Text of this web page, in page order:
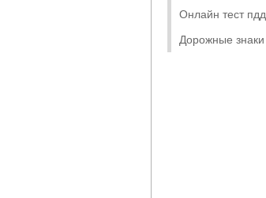
Онлайн тест пдд
Дорожные знаки